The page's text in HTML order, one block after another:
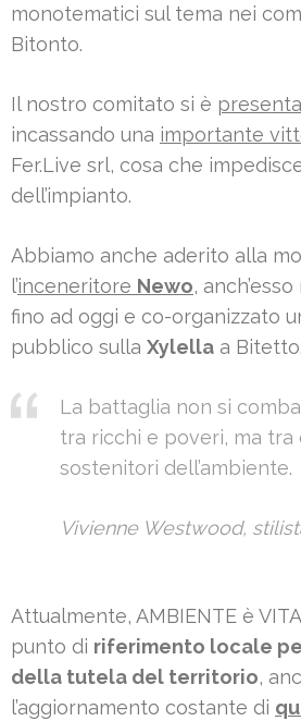
monotematici sul tema nei
Bitonto.
Il nostro comitato si è
incassando una importante
Fer.Live srl, cosa che
dell’impianto.
Abbiamo anche aderito alla
l’inceneritore Newo,
fino ad oggi e co-organizzato
pubblico sulla Xylella a Bitetto.
La battaglia non si
tra ricchi e poveri, ma tra
sostenitori dell’ambiente.
Vivienne Westwood,
Attualmente, AMBIENTE è
punto di riferimento locale
della tutela del territorio,
l’aggiornamento costante di